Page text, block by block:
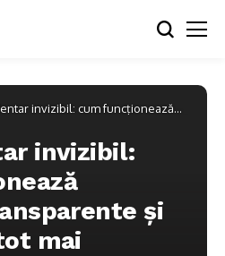
invizibil: cum funcționează
invizibil:
și
mai